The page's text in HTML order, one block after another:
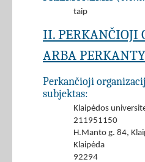
taip
II. PERKANČIOJI
ARBA
Perkančioji
subjektas:
Klaipėdos
211951150
H.Manto g. 84,
Klaipėda
92294